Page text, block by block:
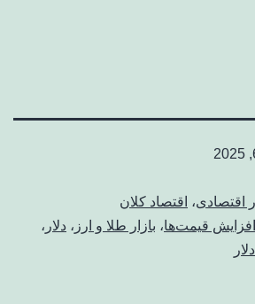
اقتصادی، اقتصاد کلان
افزایش قیمت‌ها، بازار طلا و ارز ، دلار ،